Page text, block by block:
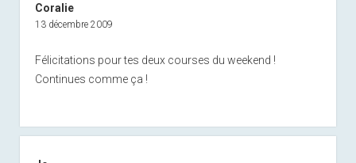
Coralie
13 décembre 2009
Félicitations pour tes deux courses du weekend !
Continues comme ça !